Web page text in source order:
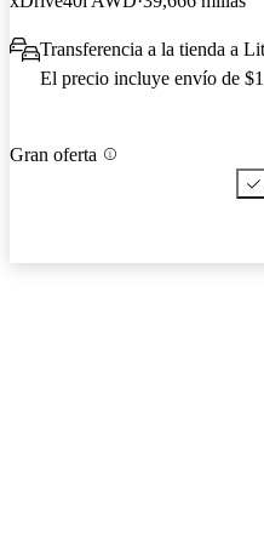
Transferencia a la tienda a
El precio incluye envío de
Gran oferta